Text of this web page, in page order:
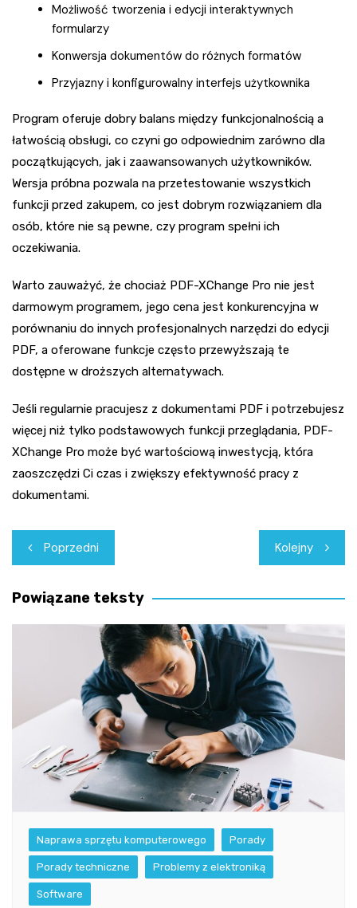
Możliwość tworzenia i edycji interaktywnych
formularzy
Konwersja dokumentów do różnych formatów
Przyjazny i konfigurowalny interfejs użytkownika
Program oferuje dobry balans między funkcjonalnością a
łatwością obsługi, co czyni go odpowiednim zarówno dla
początkujących, jak i zaawansowanych użytkowników.
Wersja próbna pozwala na przetestowanie wszystkich
funkcji przed zakupem, co jest dobrym rozwiązaniem dla
osób, które nie są pewne, czy program spełni ich
oczekiwania.
Warto zauważyć, że chociaż PDF-XChange Pro nie jest
darmowym programem, jego cena jest konkurencyjna w
porównaniu do innych profesjonalnych narzędzi do edycji
PDF, a oferowane funkcje często przewyższają te
dostępne w droższych alternatywach.
Jeśli regularnie pracujesz z dokumentami PDF i potrzebujesz
więcej niż tylko podstawowych funkcji przeglądania, PDF-
XChange Pro może być wartościową inwestycją, która
zaoszczędzi Ci czas i zwiększy efektywność pracy z
dokumentami.
Nawigacja
wpisu
Poprzedni Kolejny
Powiązane teksty
Naprawa sprzętu komputerowego Porady
Porady techniczne Problemy z elektroniką
Software